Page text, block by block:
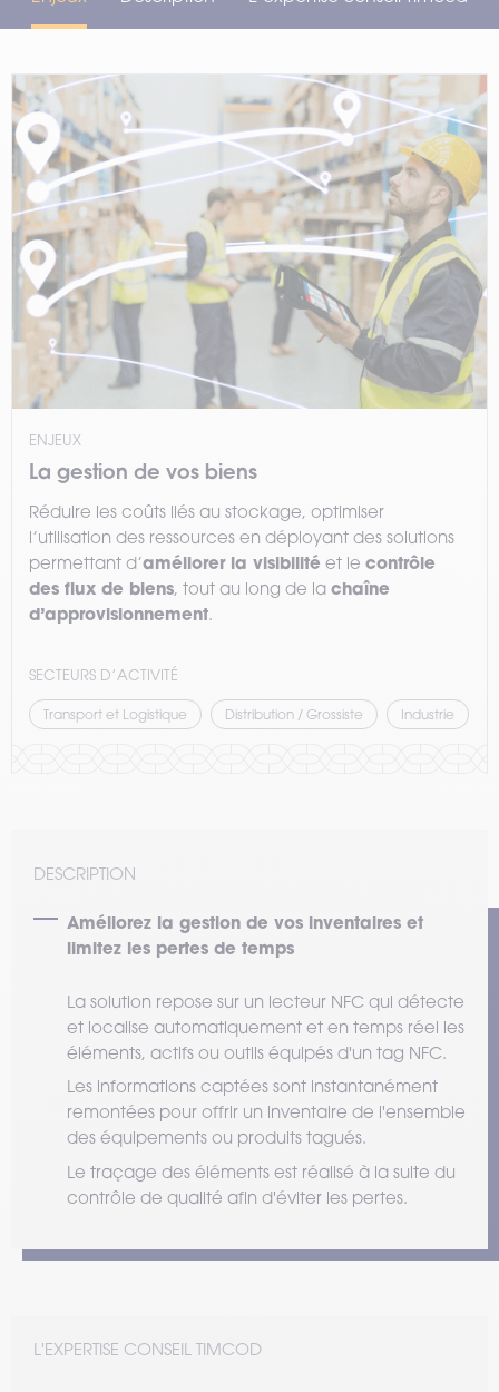
ENJEUX
La gestion de vos biens
Réduire les coûts liés au stockage, optimiser
l’utilisation des ressources en déployant des solutions
permettant d’améliorer la visibilité et le contrôle
des flux de biens, tout au long de la chaîne
d’approvisionnement.
SECTEURS D’ACTIVITÉ
Transport et Logistique Distribution / Grossiste Industrie
DESCRIPTION
Améliorez la gestion de vos inventaires et
limitez les pertes de temps
La solution repose sur un lecteur NFC qui détecte
et localise automatiquement et en temps réel les
éléments, actifs ou outils équipés d'un tag NFC.
Les informations captées sont instantanément
remontées pour offrir un inventaire de l'ensemble
des équipements ou produits tagués.
Le traçage des éléments est réalisé à la suite du
contrôle de qualité afin d'éviter les pertes.
L'EXPERTISE CONSEIL TIMCOD